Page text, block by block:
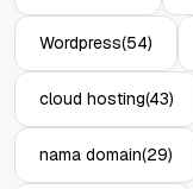
Wordpress(54)
cloud hosting(43)
nama domain(29)